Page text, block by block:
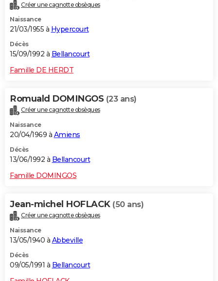
Créer une cagnotte obsèques
Naissance
21/03/1955 à Hypercourt
Décès
15/09/1992 à Bellancourt
Famille DE HERDT
Romuald DOMINGOS (23 ans)
Créer une cagnotte obsèques
Naissance
20/04/1969 à Amiens
Décès
13/06/1992 à Bellancourt
Famille DOMINGOS
Jean-michel HOFLACK (50 ans)
Créer une cagnotte obsèques
Naissance
13/05/1940 à Abbeville
Décès
09/05/1991 à Bellancourt